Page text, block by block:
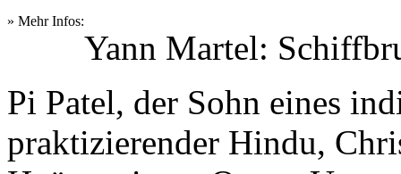
» Mehr Infos:
Yann Martel:
Pi Patel, der Sohn eines
praktizierender Hindu,